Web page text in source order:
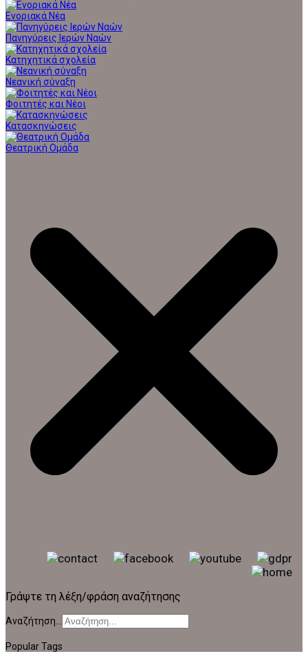
Ενοριακά Νέα
Πανηγύρεις Ιερών Ναών
Κατηχητικά σχολεία
Νεανική σύναξη
Φοιτητές και Νέοι
Κατασκηνώσεις
Θεατρική Ομάδα
Γράψτε τη λέξη/φράση αναζήτησης
Αναζήτηση...
Popular Tags